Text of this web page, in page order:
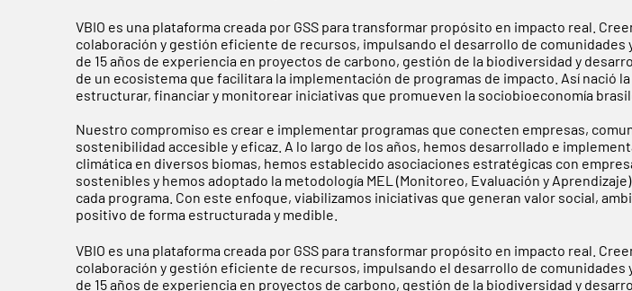
VBIO es una plataforma creada por GSS para transformar propósito en impacto real.
colaboración y gestión eficiente de recursos, impulsando el desarrollo de comunidades
de 15 años de experiencia en proyectos de carbono, gestión de la biodiversidad y
de un ecosistema que facilitara la implementación de programas de impacto. Así nació
estructurar, financiar y monitorear iniciativas que promueven la sociobioeconomía
Nuestro compromiso es crear e implementar programas que conecten empresas,
sostenibilidad accesible y eficaz. A lo largo de los años, hemos desarrollado e
climática en diversos biomas, hemos establecido asociaciones estratégicas con
sostenibles y hemos adoptado la metodología MEL (Monitoreo, Evaluación y
cada programa. Con este enfoque, viabilizamos iniciativas que generan valor social,
positivo de forma estructurada y medible.
VBIO es una plataforma creada por GSS para transformar propósito en impacto real.
colaboración y gestión eficiente de recursos, impulsando el desarrollo de comunidades
de 15 años de experiencia en proyectos de carbono, gestión de la biodiversidad y